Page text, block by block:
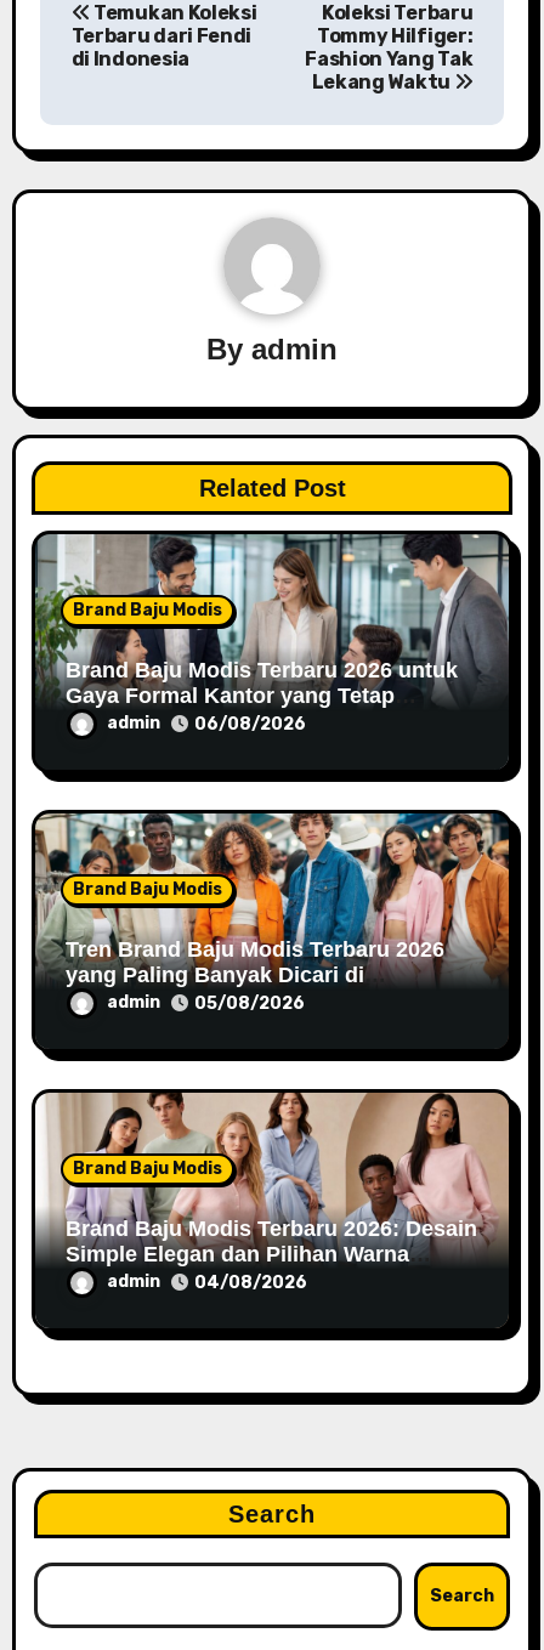
t
n
a
i
o
n
Temukan Koleksi
Terbaru dari Fendi
di Indonesia
Koleksi Terbaru
Tommy Hilfiger:
Fashion Yang Tak
Lekang Waktu
By admin
Related Post
Brand Baju Modis
Brand Baju Modis Terbaru 2026 untuk
Gaya Formal Kantor yang Tetap
Fashionable
admin 06/08/2026
Brand Baju Modis
Tren Brand Baju Modis Terbaru 2026
yang Paling Banyak Dicari di
Marketplace
admin 05/08/2026
Brand Baju Modis
Brand Baju Modis Terbaru 2026: Desain
Simple Elegan dan Pilihan Warna
Pasteladmin 04/08/2026
Search
Search